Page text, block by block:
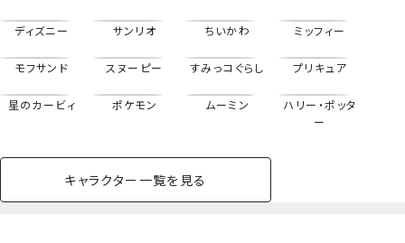
ディズニー サンリオ ちいかわ ミッフィー
モフサンド スヌーピー すみっコぐらし プリキュア
星のカービィ ポケモン ムーミン
ハリー・ポッタ
ー
キャラクター一覧を見る